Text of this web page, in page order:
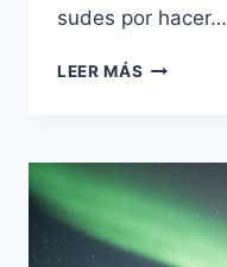
sudes por hacer…
LEER MÁS